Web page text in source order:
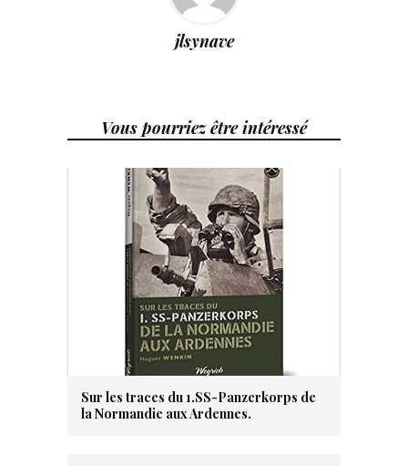
jlsynave
Vous pourriez être intéressé
Sur les traces du 1.SS-Panzerkorps de
la Normandie aux Ardennes.